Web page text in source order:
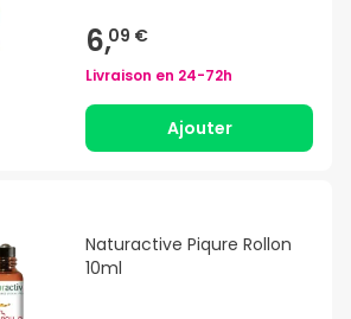
6,09 €
Livraison en 24-72h
Ajouter
Naturactive Piqure Rollon
10ml